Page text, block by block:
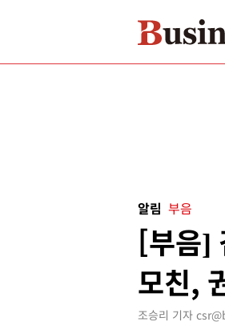
알림 부음
[부음]
모친,
조승리 기자